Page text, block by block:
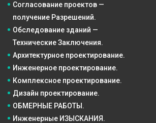
ОБМЕРНЫЕ РАБОТЫ.
Инженерные ИЗЫСКАНИЯ.
Согласование проектов —
получение Разрешений.
Обследование зданий —
Технические Заключения.
Архитектурное проектирование.
Инженерное проектирование.
Комплексное проектирование.
Дизайн проектирование.